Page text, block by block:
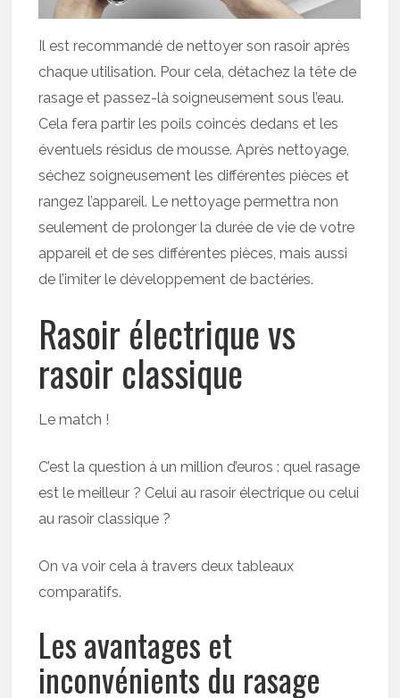
Il est recommandé de nettoyer son rasoir après
chaque utilisation. Pour cela, détachez la tête de
rasage et passez-là soigneusement sous l’eau.
Cela fera partir les poils coincés dedans et les
éventuels résidus de mousse. Après nettoyage,
séchez soigneusement les différentes pièces et
rangez l’appareil. Le nettoyage permettra non
seulement de prolonger la durée de vie de votre
appareil et de ses différentes pièces, mais aussi
de l’imiter le développement de bactéries.
Rasoir électrique vs
rasoir classique
Le match !
C’est la question à un million d’euros : quel rasage
est le meilleur ? Celui au rasoir électrique ou celui
au rasoir classique ?
On va voir cela à travers deux tableaux
comparatifs.
Les avantages et
inconvénients du rasage